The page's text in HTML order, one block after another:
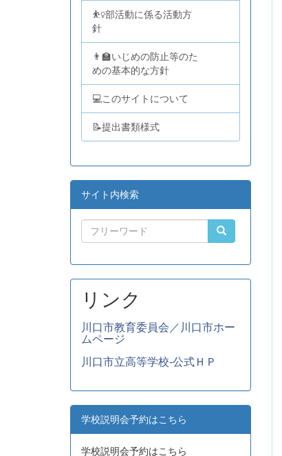
⛹️‍♀️部活動に係る活動方
針
👨‍🏫いじめの防止等のた
めの基本的な方針
💻このサイトについて
📝提出書類様式
サイト内検索
リンク
川口市教育委員会／川口市ホー
ムページ
川口市立高等学校-公式ＨＰ
学校説明会予約はこちら
学校説明会予約はこちら